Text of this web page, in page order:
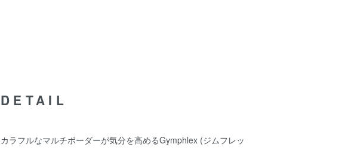
DETAIL
カラフルなマルチボーダーが気分を高めるGymphlex (ジムフレッ